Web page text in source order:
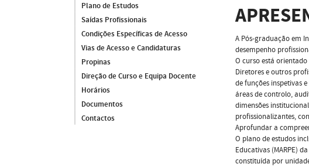
Plano de Estudos
Saídas Profissionais
Condições Específicas de Acesso
Vias de Acesso e Candidaturas
Propinas
Direção de Curso e Equipa Docente
Horários
Documentos
Contactos
A Pós-graduação em
desempenho
O curso está
Diretores e outros
de funções inspetivas
áreas de controlo,
dimensões
profissionalizantes,
Aprofundar a
O plano de estudos
Educativas (MARPE)
constituída por